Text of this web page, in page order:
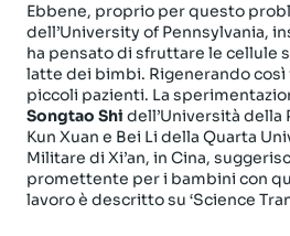
Ebbene, proprio per questo
dell’University of Pennsylvania,
ha pensato di sfruttare le cellule
latte dei bimbi. Rigenerando
piccoli pazienti. La
Songtao Shi dell’Università della
Kun Xuan e Bei Li della Quarta
Militare di Xi’an, in Cina,
promettente per i bambini con
lavoro è descritto su ‘Science